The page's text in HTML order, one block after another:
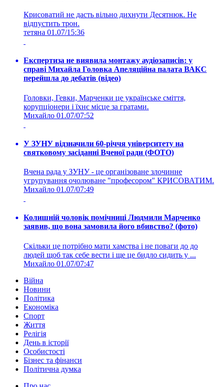
Крисоватий не дасть вільно дихнути Десятнюк. Не
відпустить трон.
тетяна 01.07/15:36
Експертиза не виявила монтажу аудіозаписів: у
справі Михайла Головка Апеляційна палата ВАКС
перейшла до дебатів (відео)
Головки, Гевки, Марченки це українське сміття,
корупціонери і їхнє місце за гратами.
Михайло 01.07/07:52
У ЗУНУ відзначили 60-річчя університету на
святковому засіданні Вченої ради (ФОТО)
Вчена рада у ЗУНУ - це організоване злочинне
угрупування очолюване "професором" КРИСОВАТИМ.
Михайло 01.07/07:49
Колишній чоловік помічниці Людмили Марченко
заявив, що вона замовила його вбивство? (фото)
Скільки це потрібно мати хамства і не поваги до до
людей щоб так себе вести і ще це бидло сидить у ...
Михайло 01.07/07:47
Війна
Новини
Політика
Економіка
Спорт
Життя
Релігія
День в історії
Особистості
Бізнес та фінанси
Політична думка